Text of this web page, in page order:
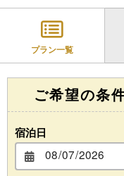
プラン一覧
ご希望の条
宿泊日